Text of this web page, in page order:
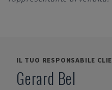
IL TUO RESPONSABILE
Gerard Bel